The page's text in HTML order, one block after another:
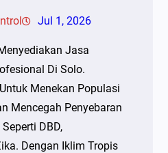
Jul 1, 2026
Jasa
Di Solo.
Menekan Populasi
Mencegah Penyebaran
DBD,
Dengan Iklim Tropis